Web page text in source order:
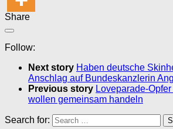
Share
Follow:
Next story Haben deutsche
Anschlag auf Bundeskanzlerin
Previous story Loveparade-
wollen gemeinsam handeln
Search for: